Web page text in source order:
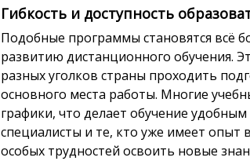
Гибкость и доступность
Подобные программы становятся всё
развитию дистанционного обучения.
разных уголков страны проходить
основного места работы. Многие
графики, что делает обучение
специалисты и те, кто уже имеет опыт
особых трудностей освоить новые